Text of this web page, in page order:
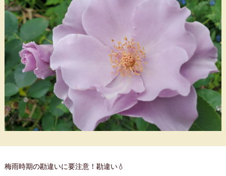
梅雨時期の勘違いに要注意！勘違い💧